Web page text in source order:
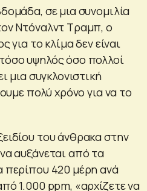
σε μια συνομιλία
Ντόναλντ Τραμπ, ο
για το κλίμα δεν είναι
υψηλός όσο πολλοί
μια συγκλονιστική
πολύ χρόνο για να το
του άνθρακα στην
αυξάνεται από τα
περίπου 420 μέρη ανά
1.000 ppm, «αρχίζετε να